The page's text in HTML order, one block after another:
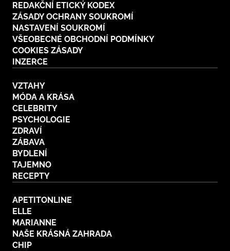
REDAKČNÍ ETICKÝ KODEX
ZÁSADY OCHRANY SOUKROMÍ
NASTAVENÍ SOUKROMÍ
VŠEOBECNÉ OBCHODNÍ PODMÍNKY
COOKIES ZÁSADY
INZERCE
VZTAHY
MÓDA A KRÁSA
CELEBRITY
PSYCHOLOGIE
ZDRAVÍ
ZÁBAVA
BYDLENÍ
TAJEMNO
RECEPTY
APETITONLINE
ELLE
MARIANNE
NAŠE KRÁSNÁ ZAHRADA
CHIP